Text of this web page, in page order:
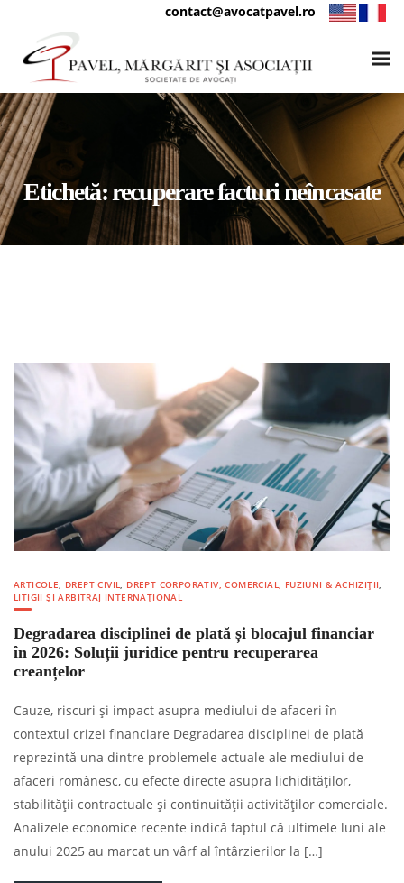
contact@avocatpavel.ro
Etichetă:recuperare facturi neîncasate
ARTICOLE, DREPT CIVIL, DREPT CORPORATIV, COMERCIAL, FUZIUNI & ACHIZIȚII,
LITIGII ȘI ARBITRAJ INTERNAȚIONAL
Degradarea disciplinei de plată și blocajul financiar
în 2026: Soluții juridice pentru recuperarea
creanțelor
Cauze, riscuri și impact asupra mediului de afaceri în
contextul crizei financiare Degradarea disciplinei de plată
reprezintă una dintre problemele actuale ale mediului de
afaceri românesc, cu efecte directe asupra lichidităților,
stabilității contractuale și continuității activităților comerciale.
Analizele economice recente indică faptul că ultimele luni ale
anului 2025 au marcat un vârf al întârzierilor la […]